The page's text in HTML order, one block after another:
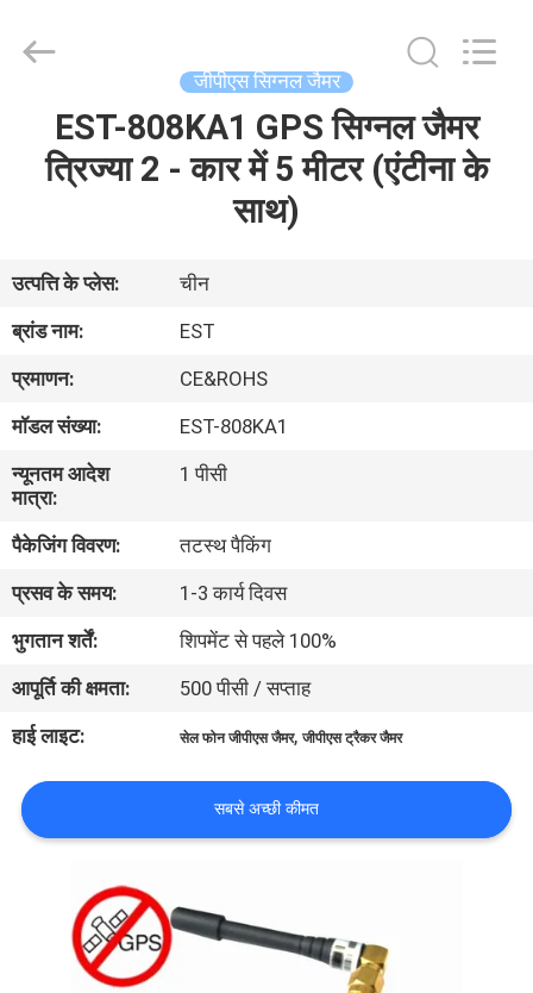
वीडियो
बारे
में
कारखाना
भ्रमण
गुणवत्ता
नियंत्रण
संपर्क
करें
मामलों
ELECTRONICS(HK)
CO.,LTD.
जीपीएस सिग्नल जैमर
EST-808KA1 GPS सिग्नल जैमर
त्रिज्या 2 - कार में 5 मीटर (एंटीना के
साथ)
उत्पत्ति के प्लेस:
चीन
ब्रांड नाम:
EST
प्रमाणन:
CE&ROHS
मॉडल संख्या:
EST-808KA1
न्यूनतम आदेश
मात्रा:
1 पीसी
पैकेजिंग विवरण:
तटस्थ पैकिंग
प्रसव के समय:
1-3 कार्य दिवस
भुगतान शर्तें:
शिपमेंट से पहले 100%
आपूर्ति की क्षमता:
500 पीसी / सप्ताह
हाई लाइट:
सेल फोन जीपीएस जैमर,जीपीएस ट्रैकर जैमर
सबसे अच्छी कीमत